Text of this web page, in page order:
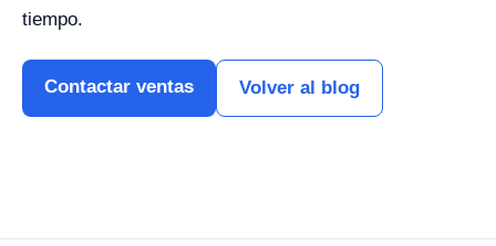
tiempo.
Contactar ventas Volver al blog